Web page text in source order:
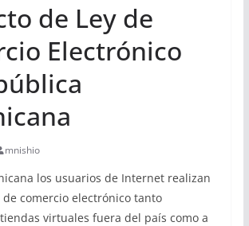
de Ley de
Electrónico
mnishio
los usuarios de Internet realizan
comercio electrónico tanto
virtuales fuera del país como a